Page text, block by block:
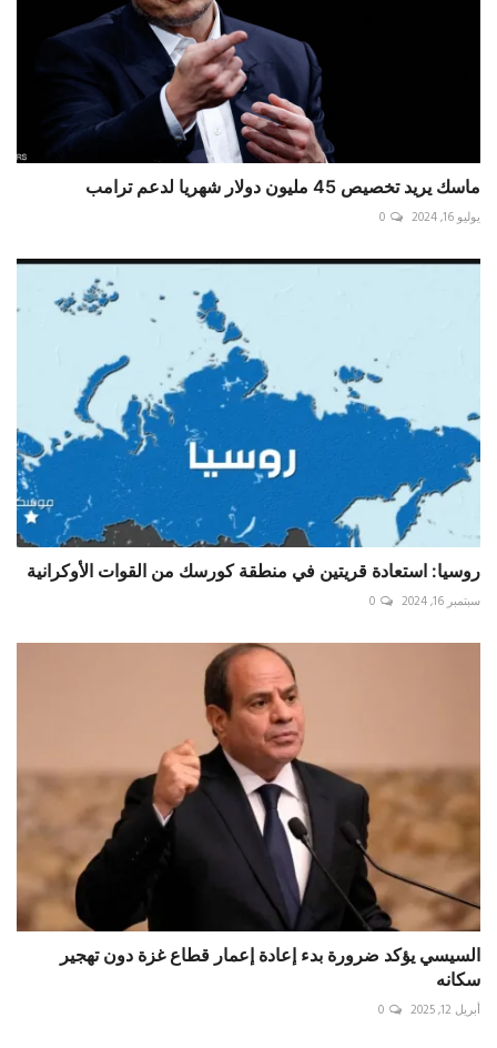
ماسك يريد تخصيص 45 مليون دولار شهريا لدعم ترامب
يوليو 16, 2024 0
روسيا: استعادة قريتين في منطقة كورسك من القوات الأوكرانية
سبتمبر 16, 2024 0
السيسي يؤكد ضرورة بدء إعادة إعمار قطاع غزة دون تهجير
سكانه
أبريل 12, 2025 0